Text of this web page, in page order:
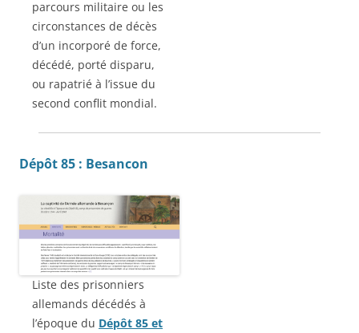
parcours militaire ou les
circonstances de décès
d’un incorporé de force,
décédé, porté disparu,
ou rapatrié à l’issue du
second conflit mondial.
Dépôt 85 : Besancon
Liste des prisonniers
allemands décédés à
l’époque du Dépôt 85 et